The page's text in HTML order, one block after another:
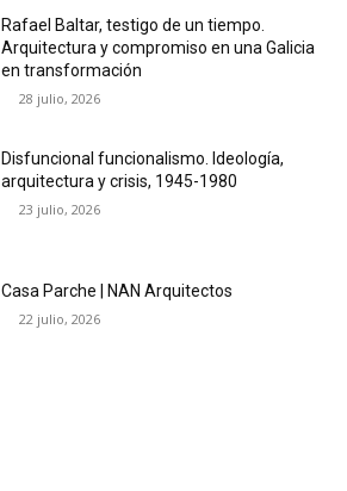
Rafael Baltar, testigo de un tiempo.
Arquitectura y compromiso en una Galicia
en transformación
28 julio, 2026
Disfuncional funcionalismo. Ideología,
arquitectura y crisis, 1945-1980
23 julio, 2026
Casa Parche | NAN Arquitectos
22 julio, 2026